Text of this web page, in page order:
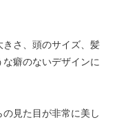
さ、頭のサイズ、髪
癖のないデザインに
見た目が非常に美し